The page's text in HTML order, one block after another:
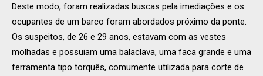
Deste modo, foram realizadas buscas pela imediações e os
ocupantes de um barco foram abordados próximo da ponte.
Os suspeitos, de 26 e 29 anos, estavam com as vestes
molhadas e possuiam uma balaclava, uma faca grande e uma
ferramenta tipo torquês, comumente utilizada para corte de